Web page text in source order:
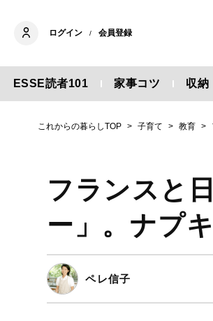
ログイン / 会員登録
ESSE読者101 家事コツ 収納
これからの暮らしTOP 子育て 教育
フランスと
ー」。ナプ
ペレ信子